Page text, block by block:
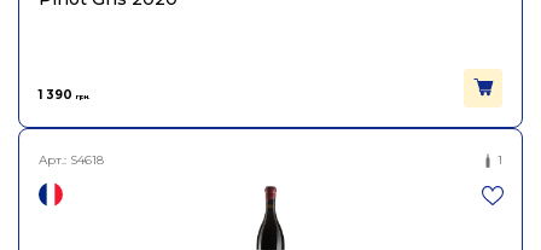
Колір
Цукор
12.6
1 390 грн.
Арт.: S4618 1